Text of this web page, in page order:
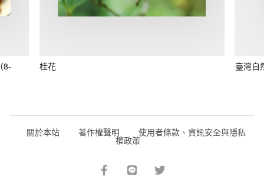
桂花 臺灣
8-
關於本站 著作權聲明 使用者條款、資訊安全與隱私
權政策